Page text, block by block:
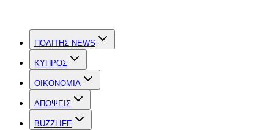
ΠΟΛΙΤΗΣ NEWS
ΚΥΠΡΟΣ
OIKONOMIA
ΑΠΟΨΕΙΣ
BUZZLIFE